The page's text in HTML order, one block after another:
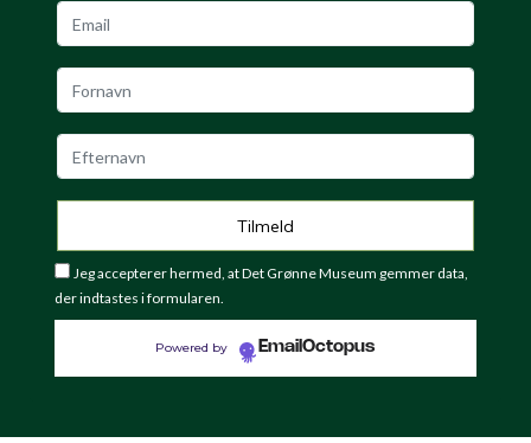
Jeg accepterer hermed, at Det Grønne Museum gemmer data,
der indtastes i formularen.
Powered by EmailOctopus